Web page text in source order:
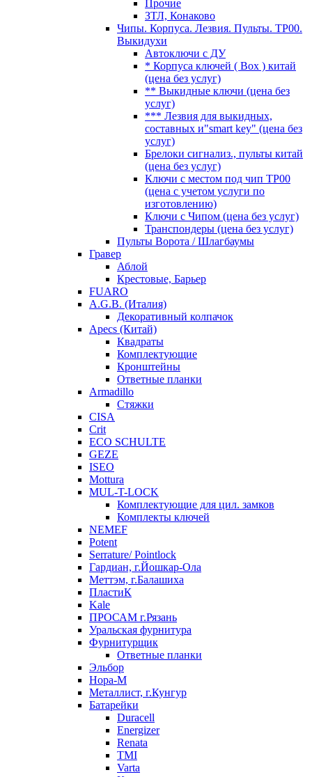
Прочие
ЗТЛ, Конаково
Чипы. Корпуса. Лезвия. Пульты. TP00.
Выкидухи
Автоключи с ДУ
* Корпуса ключей ( Box ) китай
(цена без услуг)
** Выкидные ключи (цена без
услуг)
*** Лезвия для выкидных,
составных и"smart key" (цена без
услуг)
Брелоки сигнализ., пульты китай
(цена без услуг)
Ключи с местом под чип TP00
(цена с учетом услуги по
изготовлению)
Ключи с Чипом (цена без услуг)
Транспондеры (цена без услуг)
Пульты Ворота / Шлагбаумы
Гравер
Аблой
Крестовые, Барьер
FUARO
A.G.B. (Италия)
Декоративный колпачок
Apecs (Китай)
Квадраты
Комплектующие
Кронштейны
Ответные планки
Armadillo
Стяжки
CISA
Crit
ECO SCHULTE
GEZE
ISEO
Mottura
MUL-T-LOCK
Комплектующие для цил. замков
Комплекты ключей
NEMEF
Potent
Serrature/ Pointlock
Гардиан, г.Йошкар-Ола
Меттэм, г.Балашиха
ПластиК
Kale
ПРОСАМ г.Рязань
Уральская фурнитура
Фурнитурщик
Ответные планки
Эльбор
Нора-М
Металлист, г.Кунгур
Батарейки
Duracell
Energizer
Renata
TMI
Varta